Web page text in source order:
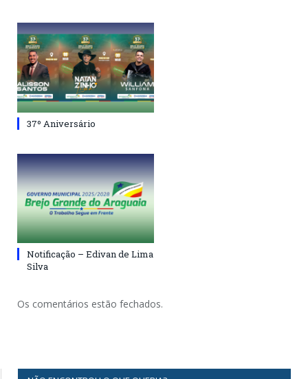
37º Aniversário
Notificação – Edivan de Lima
Silva
Os comentários estão fechados.